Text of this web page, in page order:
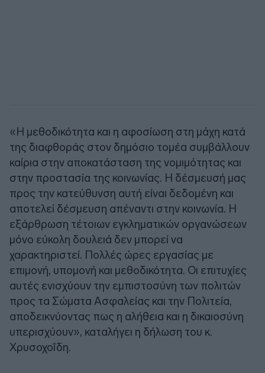
«Η μεθοδικότητα και η αφοσίωση στη μάχη κατά
της διαφθοράς στον δημόσιο τομέα συμβάλλουν
καίρια στην αποκατάσταση της νομιμότητας και
στην προστασία της κοινωνίας. Η δέσμευσή μας
προς την κατεύθυνση αυτή είναι δεδομένη και
αποτελεί δέσμευση απέναντι στην κοινωνία. Η
εξάρθρωση τέτοιων εγκληματικών οργανώσεων
μόνο εύκολη δουλειά δεν μπορεί να
χαρακτηριστεί. Πολλές ώρες εργασίας με
επιμονή, υπομονή και μεθοδικότητα. Οι επιτυχίες
αυτές ενισχύουν την εμπιστοσύνη των πολιτών
προς τα Σώματα Ασφαλείας και την Πολιτεία,
αποδεικνύοντας πως η αλήθεια και η δικαιοσύνη
υπερισχύουν», καταλήγει η δήλωση του κ.
Χρυσοχοΐδη.